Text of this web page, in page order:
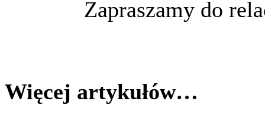
Zapraszamy do
Więcej artykułów…